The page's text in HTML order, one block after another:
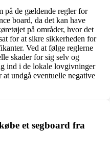
på de gældende regler for
board, da det kan have
på områder, hvor det
for at sikre sikkerheden for
Ved at følge reglerne
skader for sig selv og
ind i de lokale lovgivninger
undgå eventuelle negative
et segboard fra